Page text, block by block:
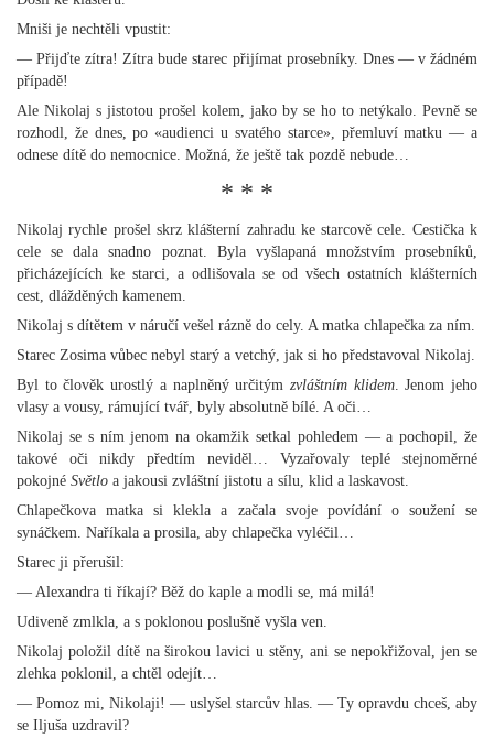
Mniši je nechtěli vpustit:
— Přijďte zítra! Zítra bude starec přijímat prosebníky. Dnes — v žádném
případě!
Ale Nikolaj s jistotou prošel kolem, jako by se ho to netýkalo. Pevně se
rozhodl, že dnes, po «audienci u svatého starce», přemluví matku — a
odnese dítě do nemocnice. Možná, že ještě tak pozdě nebude…
* * *
Nikolaj rychle prošel skrz klášterní zahradu ke starcově cele. Cestička k
cele se dala snadno poznat. Byla vyšlapaná množstvím prosebníků,
přicházejících ke starci, a odlišovala se od všech ostatních klášterních
cest, dlážděných kamenem.
Nikolaj s dítětem v náručí vešel rázně do cely. A matka chlapečka za ním.
Starec Zosima vůbec nebyl starý a vetchý, jak si ho představoval Nikolaj.
Byl to člověk urostlý a naplněný určitým zvláštním klidem. Jenom jeho
vlasy a vousy, rámující tvář, byly absolutně bílé. A oči…
Nikolaj se s ním jenom na okamžik setkal pohledem — a pochopil, že
takové oči nikdy předtím neviděl… Vyzařovaly teplé stejnoměrné
pokojné Světlo a jakousi zvláštní jistotu a sílu, klid a laskavost.
Chlapečkova matka si klekla a začala svoje povídání o soužení se
synáčkem. Naříkala a prosila, aby chlapečka vyléčil…
Starec ji přerušil:
— Alexandra ti říkají? Běž do kaple a modli se, má milá!
Udiveně zmlkla, a s poklonou poslušně vyšla ven.
Nikolaj položil dítě na širokou lavici u stěny, ani se nepokřižoval, jen se
zlehka poklonil, a chtěl odejít…
— Pomoz mi, Nikolaji! — uslyšel starcův hlas. — Ty opravdu chceš, aby
se Iljuša uzdravil?